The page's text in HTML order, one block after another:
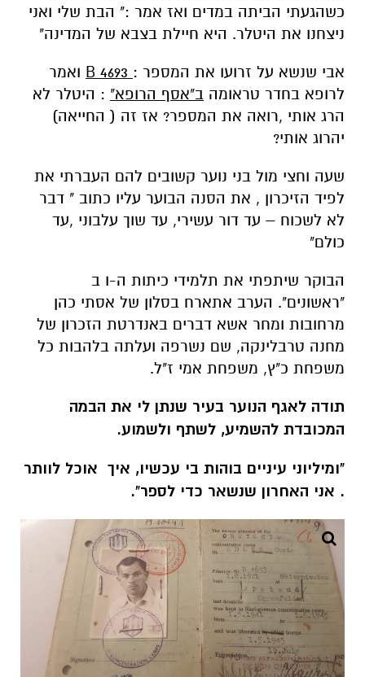
כשהגעתי הביתה במדים ואז אמר :" הבת שלי ואני
ניצחנו את היטלר. היא חיילת בצבא של המדינה"
אבי שנשא על זרועו את המספר : B ואמר
לרופא בחדר טראומה ב"אסף הרופא" : היטלר לא
הרג אותי ,רואה את המספר? אז זה ( החייאה)
יהרוג אותי?
שעה וחצי מול בני נוער קשובים להם העברתי את
לפיד הזיכרון , את הסנה הבוער עליו כתוב " דבר
לא לשכוח – עד דור עשירי, עד שוך עלבוני ,עד
כולם"
הבוקר שיתפתי את תלמידי כיתות ה-ו ב
"ראשונים". הערב אתארח בסלון של אסתי כהן
מרחובות ומחר אשא דברים באנדרטת הזכרון של
מחנה טרבלינקה, שם נשרפה ועלתה בלהבות כל
משפחת כ"ץ, משפחת אמי ז"ל.
תודה לאגף הנוער בעיר שנתן לי את הבמה
המכובדת להשמיע, לשתף ולשמוע.
"ומיליוני עיניים בוהות בי עכשיו, איך אוכל לוותר
. אני האחרון שנשאר כדי לספר".